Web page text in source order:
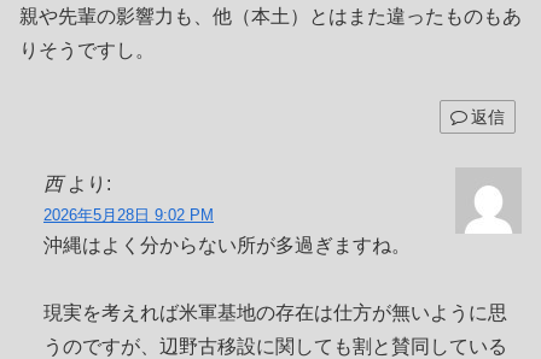
親や先輩の影響力も、他（本土）とはまた違ったものもあ
りそうですし。
返信
西 より:
2026年5月28日 9:02 PM
沖縄はよく分からない所が多過ぎますね。
現実を考えれば米軍基地の存在は仕方が無いように思
うのですが、辺野古移設に関しても割と賛同している